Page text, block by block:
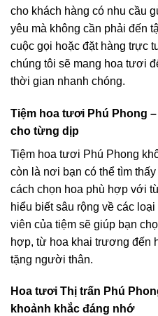
cho khách hàng có nhu cầu
yêu mà không cần phải đến
cuộc gọi hoặc đặt hàng trực
chúng tôi sẽ mang hoa tươi
thời gian nhanh chóng.
Tiệm hoa tươi Phú Phong
cho từng dịp
Tiệm hoa tươi Phú Phong
còn là nơi bạn có thể tìm
cách chọn hoa phù hợp với
hiểu biết sâu rộng về các
viên của tiệm sẽ giúp bạn
hợp, từ hoa khai trương đến
tặng người thân.
Hoa tươi Thị trấn Phú
khoảnh khắc đáng nhớ